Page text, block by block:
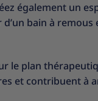
également un
bain à
le plan
et contribuent à